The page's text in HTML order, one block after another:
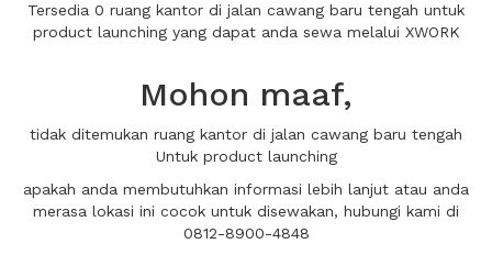
Tersedia 0 ruang kantor di jalan cawang baru tengah untuk
product launching yang dapat anda sewa melalui XWORK
Mohon maaf,
tidak ditemukan ruang kantor di jalan cawang baru tengah
Untuk product launching
apakah anda membutuhkan informasi lebih lanjut atau anda
merasa lokasi ini cocok untuk disewakan, hubungi kami di
0812-8900-4848